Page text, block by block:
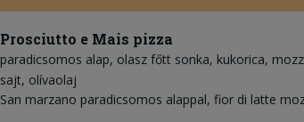
Prosciutto e Mais pizza
paradicsomos alap olasz főtt sonka kukorica
sajt olívaolaj
San marzano paradicsomos alappal, fior di latte